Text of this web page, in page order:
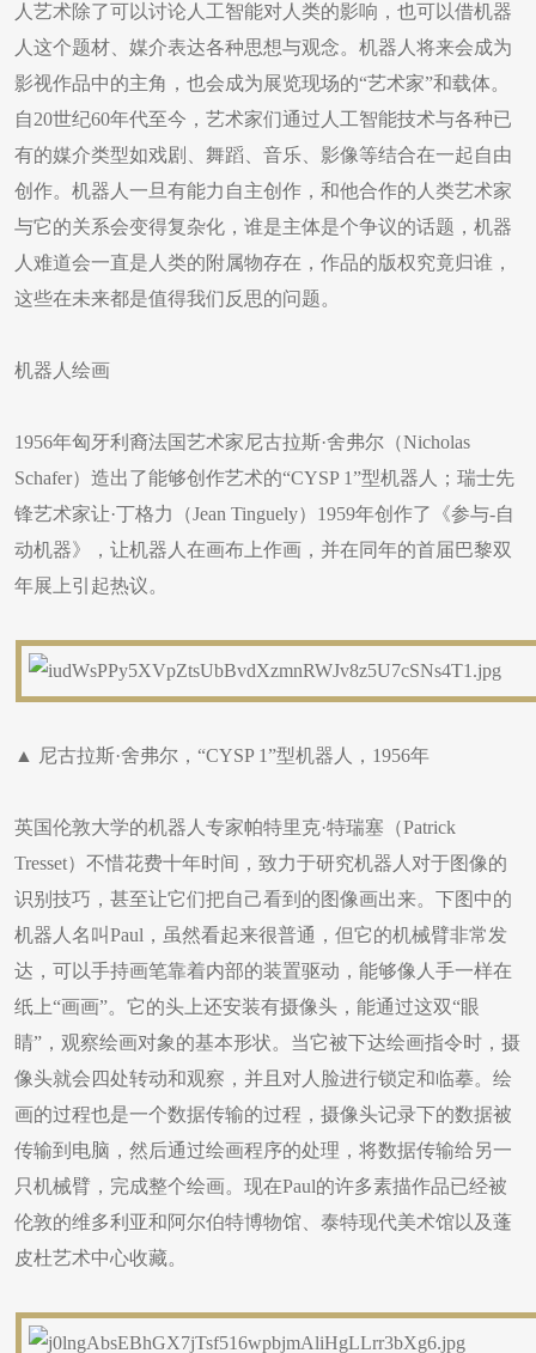
人艺术除了可以讨论人工智能对人类的影响，也可以借机器
人这个题材、媒介表达各种思想与观念。机器人将来会成为
影视作品中的主角，也会成为展览现场的“艺术家”和载体。
自20世纪60年代至今，艺术家们通过人工智能技术与各种已
有的媒介类型如戏剧、舞蹈、音乐、影像等结合在一起自由
创作。机器人一旦有能力自主创作，和他合作的人类艺术家
与它的关系会变得复杂化，谁是主体是个争议的话题，机器
人难道会一直是人类的附属物存在，作品的版权究竟归谁，
这些在未来都是值得我们反思的问题。
机器人绘画
1956年匈牙利裔法国艺术家尼古拉斯·舍弗尔（Nicholas
Schafer）造出了能够创作艺术的“CYSP 1”型机器人；瑞士先
锋艺术家让·丁格力（Jean Tinguely）1959年创作了《参与-自
动机器》，让机器人在画布上作画，并在同年的首届巴黎双
年展上引起热议。
▲ 尼古拉斯·舍弗尔，“CYSP 1”型机器人，1956年
英国伦敦大学的机器人专家帕特里克·特瑞塞（Patrick
Tresset）不惜花费十年时间，致力于研究机器人对于图像的
识别技巧，甚至让它们把自己看到的图像画出来。下图中的
机器人名叫Paul，虽然看起来很普通，但它的机械臂非常发
达，可以手持画笔靠着内部的装置驱动，能够像人手一样在
纸上“画画”。它的头上还安装有摄像头，能通过这双“眼
睛”，观察绘画对象的基本形状。当它被下达绘画指令时，摄
像头就会四处转动和观察，并且对人脸进行锁定和临摹。绘
画的过程也是一个数据传输的过程，摄像头记录下的数据被
传输到电脑，然后通过绘画程序的处理，将数据传输给另一
只机械臂，完成整个绘画。现在Paul的许多素描作品已经被
伦敦的维多利亚和阿尔伯特博物馆、泰特现代美术馆以及蓬
皮杜艺术中心收藏。